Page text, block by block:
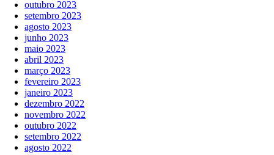
outubro 2023
setembro 2023
agosto 2023
junho 2023
maio 2023
abril 2023
março 2023
fevereiro 2023
janeiro 2023
dezembro 2022
novembro 2022
outubro 2022
setembro 2022
agosto 2022